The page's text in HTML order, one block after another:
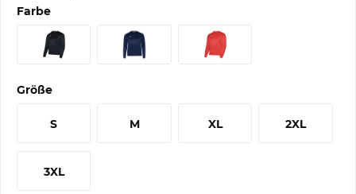
Farbe
Größe
S M XL 2XL
3XL